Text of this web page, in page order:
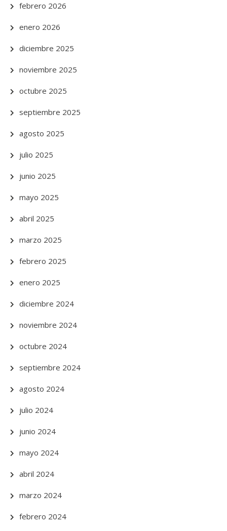
febrero 2026
enero 2026
diciembre 2025
noviembre 2025
octubre 2025
septiembre 2025
agosto 2025
julio 2025
junio 2025
mayo 2025
abril 2025
marzo 2025
febrero 2025
enero 2025
diciembre 2024
noviembre 2024
octubre 2024
septiembre 2024
agosto 2024
julio 2024
junio 2024
mayo 2024
abril 2024
marzo 2024
febrero 2024